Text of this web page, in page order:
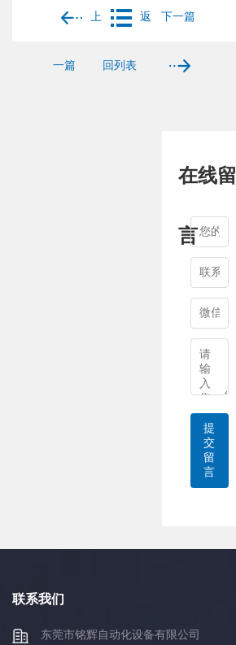
上
一篇
返
回列表
下一篇
在线留
言
提
交
留
言
联系我们
东莞市铭辉自动化设备有限公司